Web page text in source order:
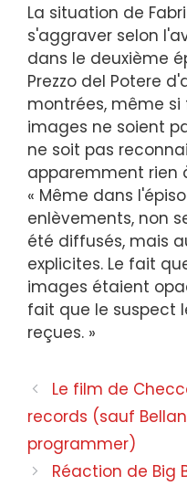
La situation de
s'aggraver selon
dans le deuxième
Prezzo del Potere
montrées, même si
images ne soient
ne soit pas
apparemment rien
« Même dans
enlèvements, non
été diffusés, mais
explicites. Le fait
images étaient
fait que le suspect
reçues. »
Navigation
des
Le film de
records (sauf
programmer)
Réaction de Big